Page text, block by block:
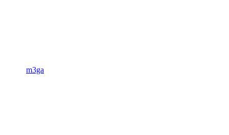
m3ga